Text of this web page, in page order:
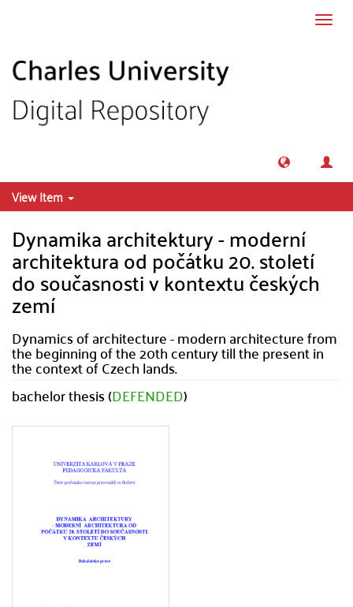
View Item
Dynamika architektury - moderní
architektura od počátku 20. století
do současnosti v kontextu českých
zemí
Dynamics of architecture - modern architecture from
the beginning of the 20th century till the present in
the context of Czech lands.
bachelor thesis (DEFENDED)